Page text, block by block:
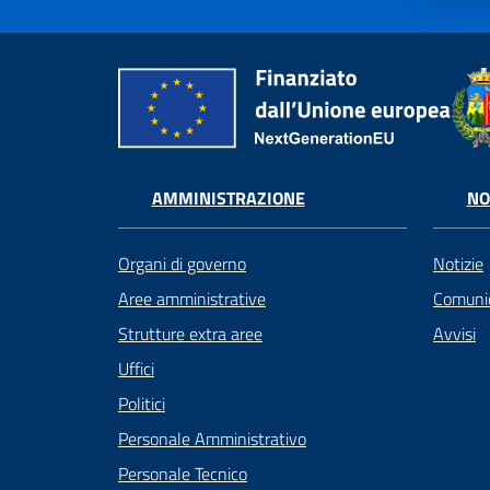
AMMINISTRAZIONE
Organi di governo
Aree amministrative
Strutture extra aree
Uffici
Politici
Personale Amministrativo
Personale Tecnico
Notizie
Avvisi